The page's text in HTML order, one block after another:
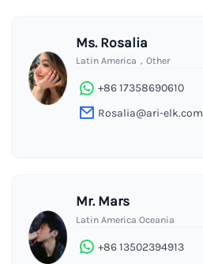
Ms. Rosalia
Latin America，Other
+86 17358690610
Rosalia@ari-elk.com
Mr. Mars
Latin America Oceania
+86 13502394913